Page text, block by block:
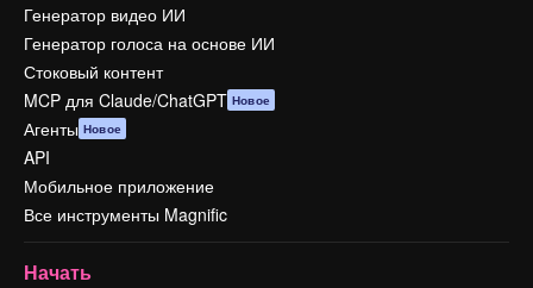
Генератор видео ИИ
Генератор голоса на основе ИИ
Стоковый контент
MCP для Claude/ChatGPT Новое
Агенты Новое
API
Мобильное приложение
Все инструменты Magnific
Начать